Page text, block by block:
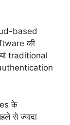
based
की
traditional
के
से ज्यादा